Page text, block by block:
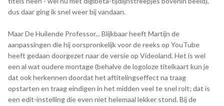
dus daar ging ik snel weer bij vandaan.
Maar De Huilende Professor... Blijkbaar heeft Martijn de
aanpassingen die hij oorspronkelijk voor de reeks op YouTube
heeft gedaan doorgezet naar de versie op Videoland. Het is wel
een al wat oudere montage (behalve de logoloze titelkaart kun je
dat ook herkennen doordat het aftitelingseffect na traag
opstarten en traag eindigen in het midden veel te snel rolt; dat is
een edit-instelling die even niet helemaal lekker stond. Bij de